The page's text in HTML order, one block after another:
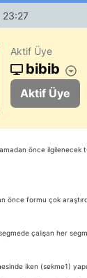
23:27
Aktif Üye
bibib
Aktif Üye
önce ilgilenecek
önce formu çok
çalışan her
iken (sekme1)